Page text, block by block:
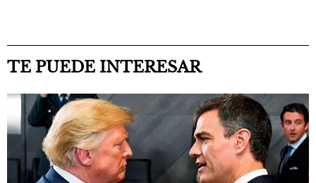
TE PUEDE INTERESAR